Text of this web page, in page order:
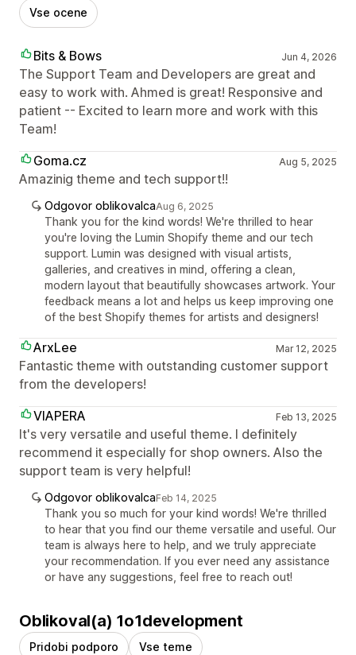
Vse ocene
Bits & Bows Jun 4, 2026
The Support Team and Developers are great and
easy to work with. Ahmed is great! Responsive and
patient -- Excited to learn more and work with this
Team!
Goma.cz
Aug 5, 2025
Amazinig theme and tech support!!
Odgovor oblikovalcaAug 6, 2025
Thank you for the kind words! We're thrilled to hear
you're loving the Lumin Shopify theme and our tech
support. Lumin was designed with visual artists,
galleries, and creatives in mind, offering a clean,
modern layout that beautifully showcases artwork. Your
feedback means a lot and helps us keep improving one
of the best Shopify themes for artists and designers!
ArxLee Mar 12, 2025
Fantastic theme with outstanding customer support
from the developers!
VIAPERA
Feb 13, 2025
It's very versatile and useful theme. I definitely
recommend it especially for shop owners. Also the
support team is very helpful!
Odgovor oblikovalcaFeb 14, 2025
Thank you so much for your kind words! We're thrilled
to hear that you find our theme versatile and useful. Our
team is always here to help, and we truly appreciate
your recommendation. If you ever need any assistance
or have any suggestions, feel free to reach out!
Oblikoval(a) 1o1development
Pridobi podporo Vse teme